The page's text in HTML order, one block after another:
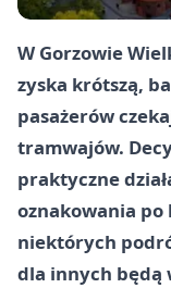
W Gorzowie
zyska krótszą,
pasażerów
tramwajów.
praktyczne
oznakowania
niektórych
dla innych będą